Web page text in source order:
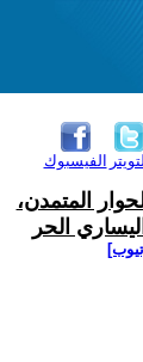
الفيسبوك
المتمدن،
الحر